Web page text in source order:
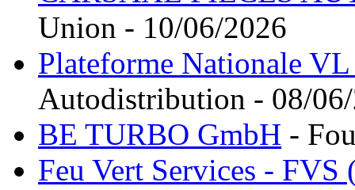
Union - 10/06/2026
Plateforme Nationale
Autodistribution - 08/
BE TURBO GmbH -
Feu Vert Services - FVS